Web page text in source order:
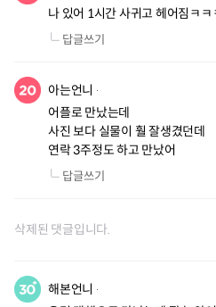
나 있어 1시간 사귀고 헤어짐ㅋㅋ
답글쓰기
아는언니
어플로 만났는데
사진 보다 실물이 훨 잘생겼던데
연락 3주정도 하고 만났어
답글쓰기
삭제된 댓글입니다.
해본언니